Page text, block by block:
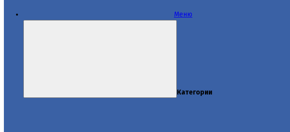
Меню
Категории